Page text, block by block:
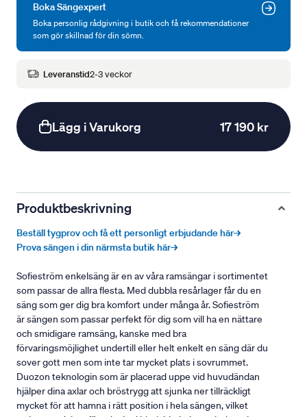
Boka Sängexpert
Boka personlig rådgivning i butik och få rekommendationer
som gör skillnad för din sömn.
Leveranstid2-3 veckor
Lägg i Varukorg 17 190 kr
Produktbeskrivning
Beställ tygprov och få ett personligt erbjudande här→
Prova sängen i din närmsta butik här→
Sofieström enkelsäng är en av våra ramsängar i sortimentet
som passar de allra flesta. Med dubbla resårlager får du en
säng som ger dig bra komfort under många år. Sofieström
är sängen som passar perfekt för dig som vill ha en nättare
och smidigare ramsäng, kanske med bra
förvaringsmöjlighet undertill eller helt enkelt en säng där du
sover gott men som inte tar mycket plats i sovrummet.
Duozon teknologin som är placerad uppe vid huvudändan
hjälper dina axlar och bröstrygg att sjunka ner tillräckligt
mycket för att hamna i rätt position i hela sängen, vilket